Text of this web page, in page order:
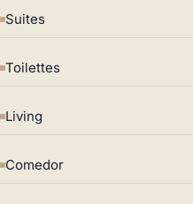
Suites
Toilettes
Living
Comedor